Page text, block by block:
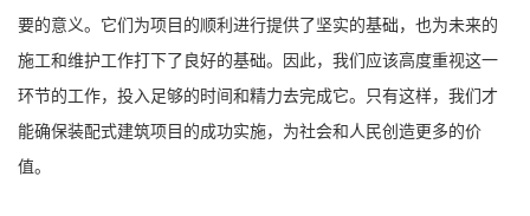
要的意义。它们为项目的顺利进行提供了坚实的基础，也为未来的
施工和维护工作打下了良好的基础。因此，我们应该高度重视这一
环节的工作，投入足够的时间和精力去完成它。只有这样，我们才
能确保装配式建筑项目的成功实施，为社会和人民创造更多的价
值。